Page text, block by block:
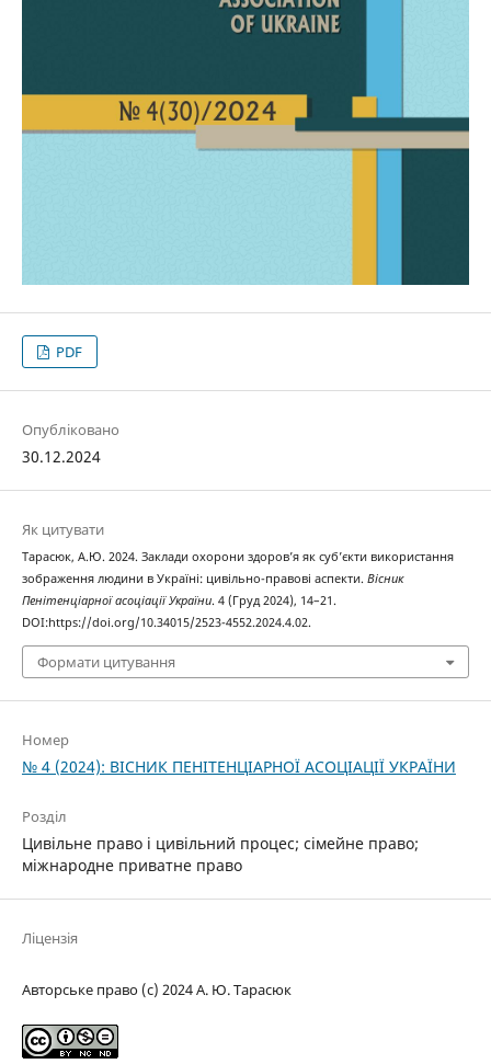
PDF
Опубліковано
30.12.2024
Як цитувати
Тарасюк, А.Ю. 2024. Заклади охорони здоров’я як суб’єкти використання
зображення людини в Україні: цивільно-правові аспекти. Вісник
Пенітенціарної асоціації України. 4 (Груд 2024), 14–21.
DOI:https://doi.org/10.34015/2523-4552.2024.4.02.
Формати цитування
Номер
№ 4 (2024): ВІСНИК ПЕНІТЕНЦІАРНОЇ АСОЦІАЦІЇ УКРАЇНИ
Розділ
Цивільне право і цивільний процес; cімейне право;
міжнародне приватне право
Ліцензія
Авторське право (c) 2024 А. Ю. Тарасюк